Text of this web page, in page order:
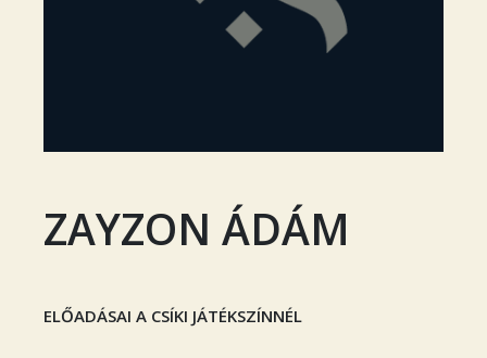
ZAYZON ÁDÁM
ELŐADÁSAI A CSÍKI JÁTÉKSZÍNNÉL